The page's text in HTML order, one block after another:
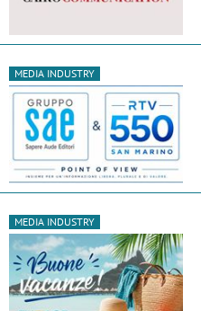
MEDIA INDUSTRY
MEDIA INDUSTRY